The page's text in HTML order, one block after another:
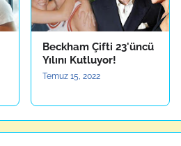
Beckham Çifti 23'üncü
Yılını Kutluyor!
Temuz 15, 2022